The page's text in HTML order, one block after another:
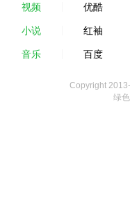
视频 优酷
小说 红袖
音乐 百度
Copyright 2013-
绿